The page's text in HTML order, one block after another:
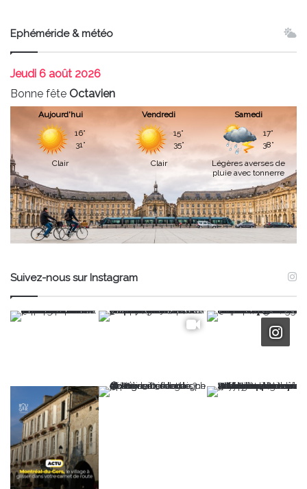
Ephéméride & météo
Jeudi 6 août 2026
Bonne fête Octavien
Aujourd'hui
16°
31°
Clair
Vendredi
15°
35°
Clair
Samedi
17°
38°
Légères averses de
pluie avec tonnerre
Suivez-nous sur Instagram